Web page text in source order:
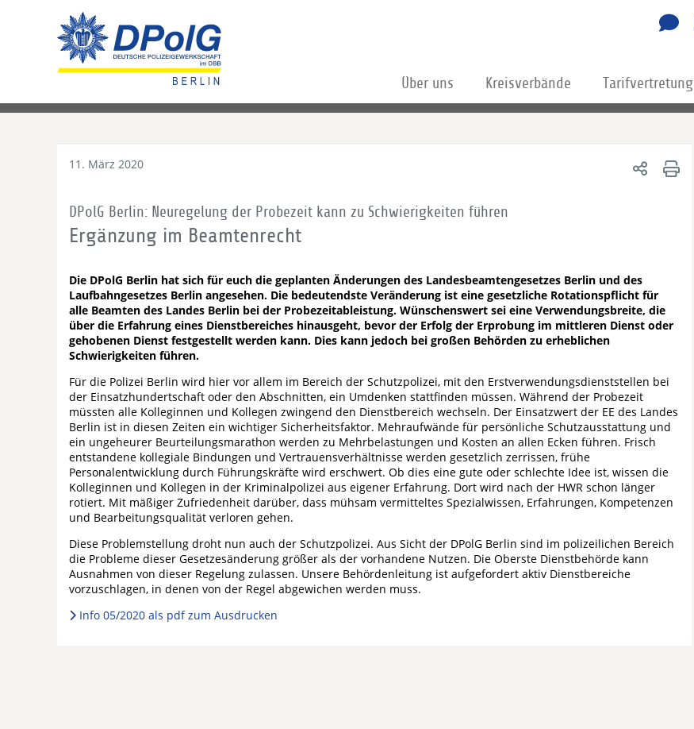
Über uns Kreisverbände Tarifvertretung
11. März 2020
DPolG Berlin: Neuregelung der Probezeit kann zu Schwierigkeiten führen
Ergänzung im Beamtenrecht
Die DPolG Berlin hat sich für euch die geplanten Änderungen des Landesbeamtengesetzes Berlin und des
Laufbahngesetzes Berlin angesehen. Die bedeutendste Veränderung ist eine gesetzliche Rotationspflicht für
alle Beamten des Landes Berlin bei der Probezeitableistung. Wünschenswert sei eine Verwendungsbreite, die
über die Erfahrung eines Dienstbereiches hinausgeht, bevor der Erfolg der Erprobung im mittleren Dienst oder
gehobenen Dienst festgestellt werden kann. Dies kann jedoch bei großen Behörden zu erheblichen
Schwierigkeiten führen.
Für die Polizei Berlin wird hier vor allem im Bereich der Schutzpolizei, mit den Erstverwendungsdienststellen bei
der Einsatzhundertschaft oder den Abschnitten, ein Umdenken stattfinden müssen. Während der Probezeit
müssten alle Kolleginnen und Kollegen zwingend den Dienstbereich wechseln. Der Einsatzwert der EE des Landes
Berlin ist in diesen Zeiten ein wichtiger Sicherheitsfaktor. Mehraufwände für persönliche Schutzausstattung und
ein ungeheurer Beurteilungsmarathon werden zu Mehrbelastungen und Kosten an allen Ecken führen. Frisch
entstandene kollegiale Bindungen und Vertrauensverhältnisse werden gesetzlich zerrissen, frühe
Personalentwicklung durch Führungskräfte wird erschwert. Ob dies eine gute oder schlechte Idee ist, wissen die
Kolleginnen und Kollegen in der Kriminalpolizei aus eigener Erfahrung. Dort wird nach der HWR schon länger
rotiert. Mit mäßiger Zufriedenheit darüber, dass mühsam vermitteltes Spezialwissen, Erfahrungen, Kompetenzen
und Bearbeitungsqualität verloren gehen.
Diese Problemstellung droht nun auch der Schutzpolizei. Aus Sicht der DPolG Berlin sind im polizeilichen Bereich
die Probleme dieser Gesetzesänderung größer als der vorhandene Nutzen. Die Oberste Dienstbehörde kann
Ausnahmen von dieser Regelung zulassen. Unsere Behördenleitung ist aufgefordert aktiv Dienstbereiche
vorzuschlagen, in denen von der Regel abgewichen werden muss.
Info 05/2020 als pdf zum Ausdrucken